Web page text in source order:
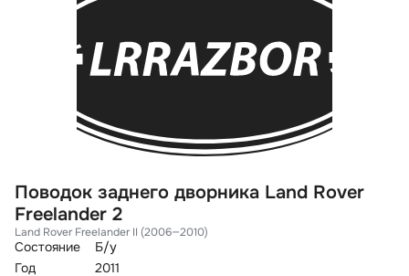
Поводок заднего дворника Land Rover
Freelander 2
Land Rover Freelander II (2006—2010)
Состояние
Б/у
Год
2011